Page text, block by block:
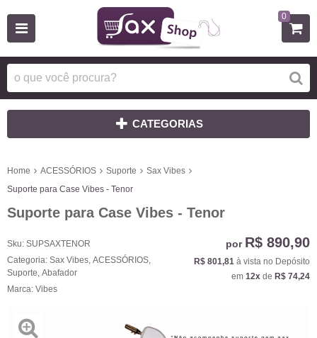
0
CATEGORIAS
Home ACESSÓRIOS Suporte
Sax Vibes
Suporte para Case Vibes - Tenor
Suporte para Case Vibes - Tenor
Sku: SUPSAXTENOR
Categoria: Sax Vibes ACESSÓRIOS
Suporte Abafador
Marca: Vibes
por R$ 890,90
R$ 801,81 à vista no Depósito
em 12x de R$ 74,24